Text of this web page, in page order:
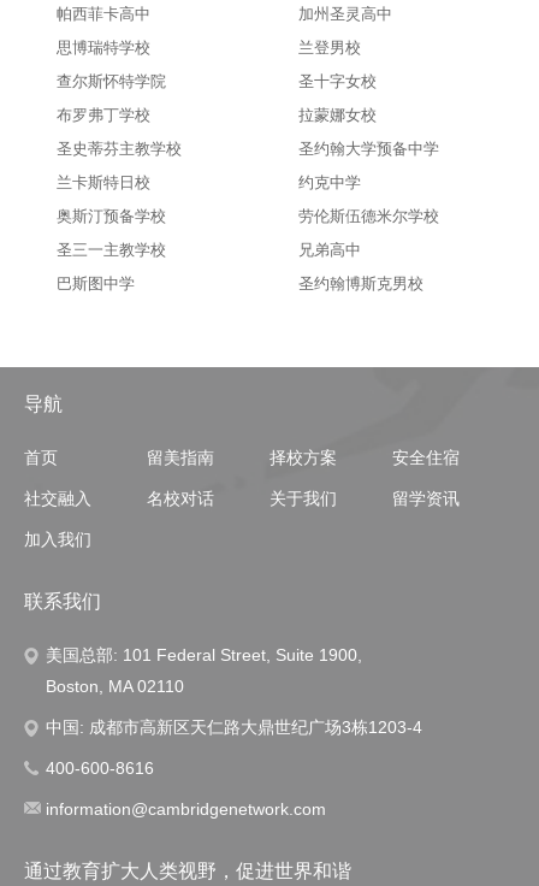
帕西菲卡高中
加州圣灵高中
思博瑞特学校
兰登男校
查尔斯怀特学院
圣十字女校
布罗弗丁学校
拉蒙娜女校
圣史蒂芬主教学校
圣约翰大学预备中学
兰卡斯特日校
约克中学
奥斯汀预备学校
劳伦斯伍德米尔学校
圣三一主教学校
兄弟高中
巴斯图中学
圣约翰博斯克男校
导航
首页 留美指南 择校方案 安全住宿
社交融入 名校对话 关于我们 留学资讯
加入我们
联系我们
美国总部: 101 Federal Street, Suite 1900,
Boston, MA 02110
中国: 成都市高新区天仁路大鼎世纪广场3栋1203-4
400-600-8616
information@cambridgenetwork.com
通过教育扩大人类视野，促进世界和谐